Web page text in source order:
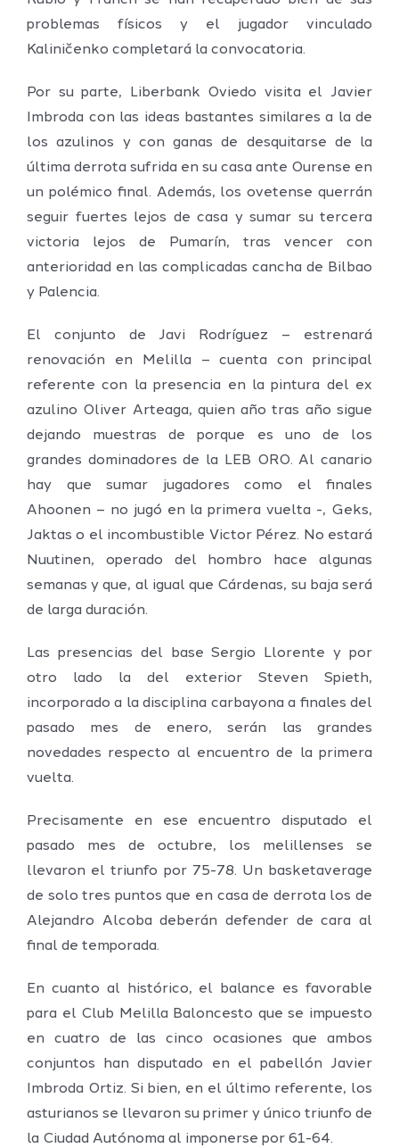
problemas físicos y el jugador vinculado
Kaliničenko completará la convocatoria.
Por su parte, Liberbank Oviedo visita el Javier
Imbroda con las ideas bastantes similares a la de
los azulinos y con ganas de desquitarse de la
última derrota sufrida en su casa ante Ourense en
un polémico final. Además, los ovetense querrán
seguir fuertes lejos de casa y sumar su tercera
victoria lejos de Pumarín, tras vencer con
anterioridad en las complicadas cancha de Bilbao
y Palencia.
El conjunto de Javi Rodríguez – estrenará
renovación en Melilla – cuenta con principal
referente con la presencia en la pintura del ex
azulino Oliver Arteaga, quien año tras año sigue
dejando muestras de porque es uno de los
grandes dominadores de la LEB ORO. Al canario
hay que sumar jugadores como el finales
Ahoonen – no jugó en la primera vuelta -, Geks,
Jaktas o el incombustible Victor Pérez. No estará
Nuutinen, operado del hombro hace algunas
semanas y que, al igual que Cárdenas, su baja será
de larga duración.
Las presencias del base Sergio Llorente y por
otro lado la del exterior Steven Spieth,
incorporado a la disciplina carbayona a finales del
pasado mes de enero, serán las grandes
novedades respecto al encuentro de la primera
vuelta.
Precisamente en ese encuentro disputado el
pasado mes de octubre, los melillenses se
llevaron el triunfo por 75-78. Un basketaverage
de solo tres puntos que en casa de derrota los de
Alejandro Alcoba deberán defender de cara al
final de temporada.
En cuanto al histórico, el balance es favorable
para el Club Melilla Baloncesto que se impuesto
en cuatro de las cinco ocasiones que ambos
conjuntos han disputado en el pabellón Javier
Imbroda Ortiz. Si bien, en el último referente, los
asturianos se llevaron su primer y único triunfo de
la Ciudad Autónoma al imponerse por 61-64.